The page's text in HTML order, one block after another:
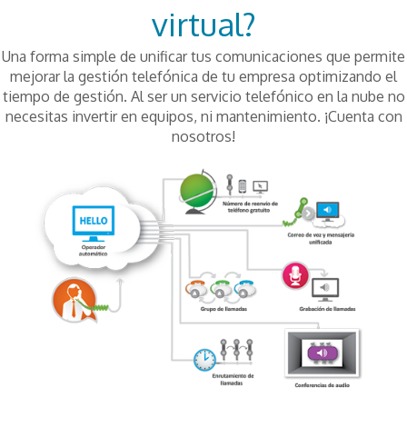
virtual?
Una forma simple de unificar tus comunicaciones que permite
mejorar la gestión telefónica de tu empresa optimizando el
tiempo de gestión. Al ser un servicio telefónico en la nube no
necesitas invertir en equipos, ni mantenimiento. ¡Cuenta con
nosotros!